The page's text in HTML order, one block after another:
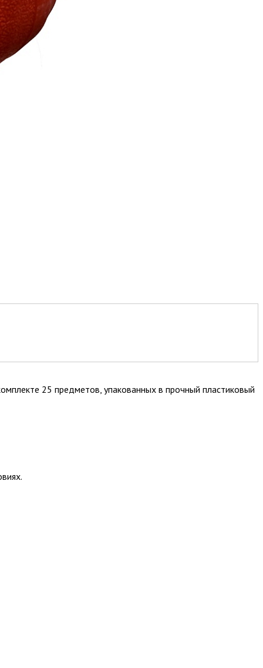
25 предметов, упакованных в прочный пластиковый